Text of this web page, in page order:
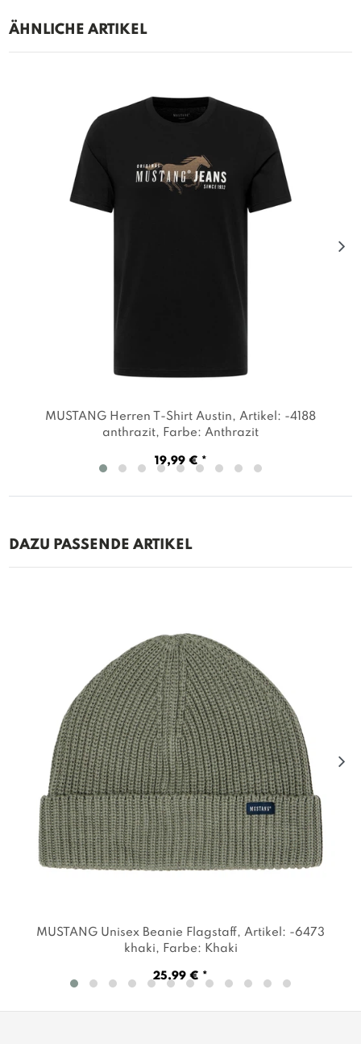
ÄHNLICHE ARTIKEL
MUSTANG Herren T-Shirt Austin, Artikel: -4188
anthrazit, Farbe: Anthrazit
19,99 € *
DAZU PASSENDE ARTIKEL
MUSTANG Unisex Beanie Flagstaff, Artikel: -6473
khaki , Farbe: Khaki
25,99 € *